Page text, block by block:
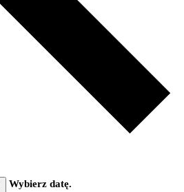
Wybierz datę.